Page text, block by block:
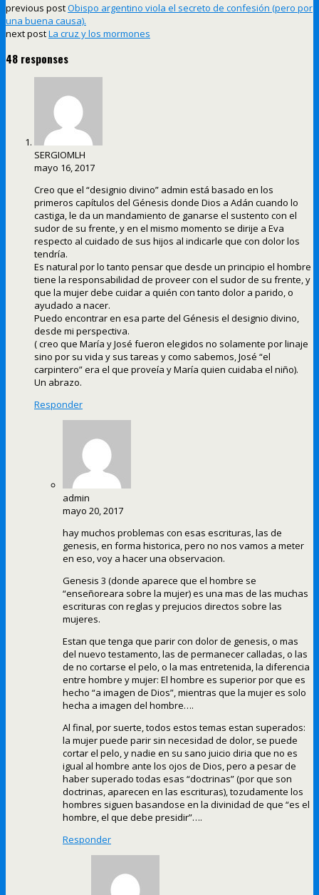
previous postObispo argentino viola el secreto de confesión (pero por
una buena causa).
next postLa cruz y los mormones
48 responses
SERGIOMLH
mayo 16, 2017
Creo que el “designio divino” admin está basado en los
primeros capítulos del Génesis donde Dios a Adán cuando lo
castiga, le da un mandamiento de ganarse el sustento con el
sudor de su frente, y en el mismo momento se dirije a Eva
respecto al cuidado de sus hijos al indicarle que con dolor los
tendría.
Es natural por lo tanto pensar que desde un principio el hombre
tiene la responsabilidad de proveer con el sudor de su frente, y
que la mujer debe cuidar a quién con tanto dolor a parido, o
ayudado a nacer.
Puedo encontrar en esa parte del Génesis el designio divino,
desde mi perspectiva.
( creo que María y José fueron elegidos no solamente por linaje
sino por su vida y sus tareas y como sabemos, José “el
carpintero” era el que proveía y María quien cuidaba el niño).
Un abrazo.
Responder
admin
mayo 20, 2017
hay muchos problemas con esas escrituras, las de
genesis, en forma historica, pero no nos vamos a meter
en eso, voy a hacer una observacion.
Genesis 3 (donde aparece que el hombre se
“enseñoreara sobre la mujer) es una mas de las muchas
escrituras con reglas y prejucios directos sobre las
mujeres.
Estan que tenga que parir con dolor de genesis, o mas
del nuevo testamento, las de permanecer calladas, o las
de no cortarse el pelo, o la mas entretenida, la diferencia
entre hombre y mujer: El hombre es superior por que es
hecho “a imagen de Dios”, mientras que la mujer es solo
hecha a imagen del hombre….
Al final, por suerte, todos estos temas estan superados:
la mujer puede parir sin necesidad de dolor, se puede
cortar el pelo, y nadie en su sano juicio diria que no es
igual al hombre ante los ojos de Dios, pero a pesar de
haber superado todas esas “doctrinas” (por que son
doctrinas, aparecen en las escrituras), tozudamente los
hombres siguen basandose en la divinidad de que “es el
hombre, el que debe presidir”….
Responder